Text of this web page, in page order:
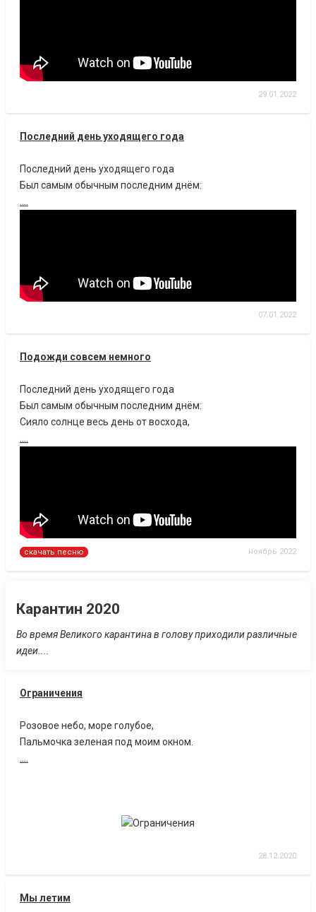
29.01.2022
Последний день уходящего года
Последний день уходящего года
Был самым обычным последним днём:
07.01.2022
Подожди совсем немного
Последний день уходящего года
Был самым обычным последним днём:
Сияло солнце весь день от восхода,
скачать песню ноябрь 2022
Карантин 2020
Во время Великого карантина в голову приходили различные
идеи....
Ограничения
Розовое небо, море голубое,
Пальмочка зеленая под моим окном.
28.12.2020
Мы летим